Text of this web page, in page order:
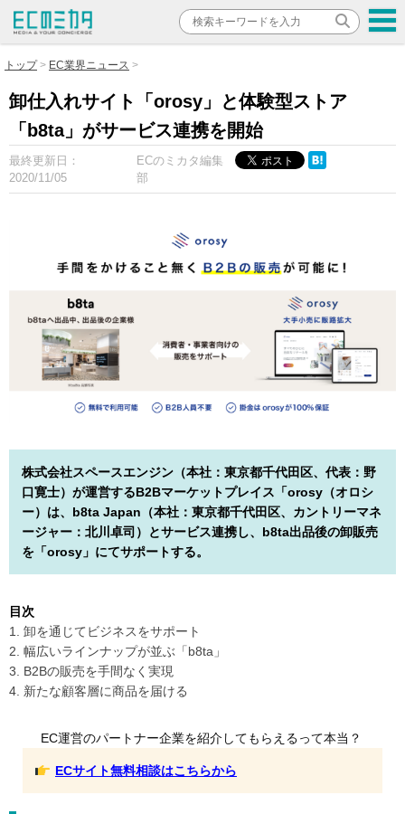
トップ EC業界ニュース
卸仕入れサイト「orosy」と体験型ストア
「b8ta」がサービス連携を開始
最終更新日：
2020/11/05
ECのミカタ編集
部
株式会社スペースエンジン（本社：東京都千代田区、代表：野
口寛士）が運営するB2Bマーケットプレイス「orosy（オロシ
ー）は、b8ta Japan（本社：東京都千代田区、カントリーマネ
ージャー：北川卓司）とサービス連携し、b8ta出品後の卸販売
を「orosy」にてサポートする。
目次
1. 卸を通じてビジネスをサポート
2. 幅広いラインナップが並ぶ「b8ta」
3. B2Bの販売を手間なく実現
4. 新たな顧客層に商品を届ける
EC運営のパートナー企業を紹介してもらえるって本当？
ECサイト無料相談はこちらから